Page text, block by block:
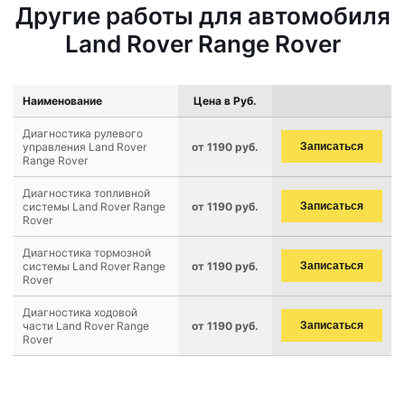
Другие работы для автомобиля
Land Rover Range Rover
Наименование Цена в Руб.
Диагностика рулевого
управления Land Rover
Range Rover
от 1190 руб. Записаться
Диагностика топливной
системы Land Rover Range
Rover
от 1190 руб. Записаться
Диагностика тормозной
системы Land Rover Range
Rover
от 1190 руб. Записаться
Диагностика ходовой
части Land Rover Range
Rover
от 1190 руб. Записаться